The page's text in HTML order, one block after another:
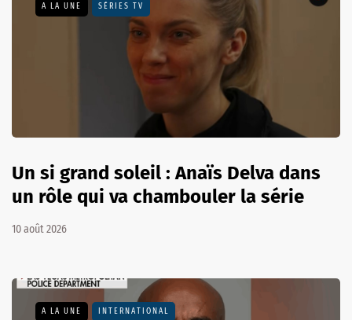
A LA UNE SÉRIES TV
Un si grand soleil : Anaïs Delva dans
un rôle qui va chambouler la série
10 août 2026
A LA UNE INTERNATIONAL